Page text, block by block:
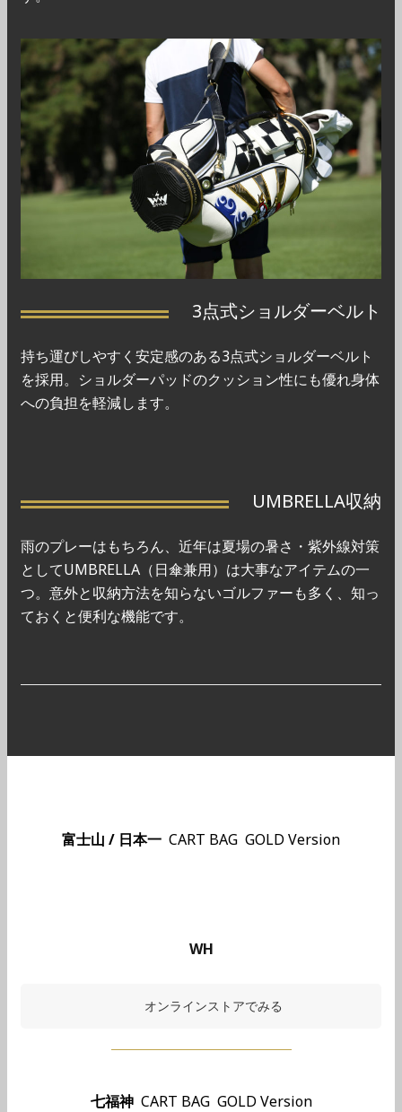
3点式ショルダーベルト
持ち運びしやすく安定感のある3点式ショルダーベルト
を採用。ショルダーパッドのクッション性にも優れ身体
への負担を軽減します。
UMBRELLA収納
雨のプレーはもちろん、近年は夏場の暑さ・紫外線対策
としてUMBRELLA（日傘兼用）は大事なアイテムの一
つ。意外と収納方法を知らないゴルファーも多く、知っ
ておくと便利な機能です。
富士山 / 日本一 CART BAG GOLD Version
WH
オンラインストアでみる
七福神CART BAG GOLD Version